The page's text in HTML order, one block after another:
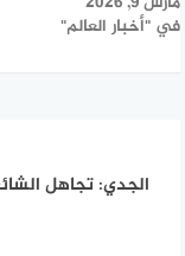
في "أخبار العالم"